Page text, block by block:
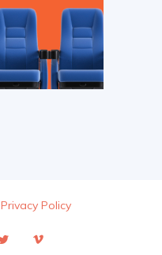
Privacy Policy